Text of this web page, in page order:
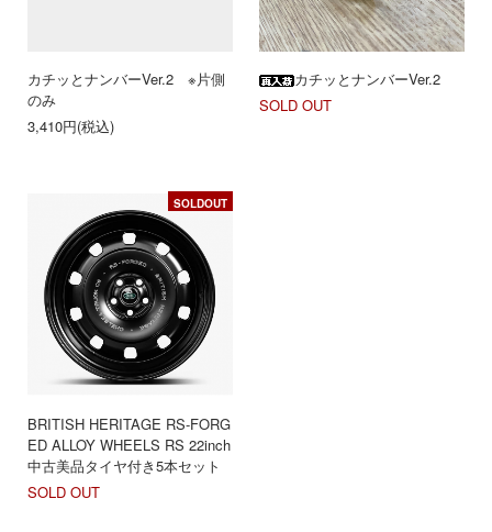
カチッとナンバーVer.2 ※片側
のみ
3,410円(税込)
カチッとナンバーVer.2
SOLD OUT
SOLDOUT
BRITISH HERITAGE RS-FORG
ED ALLOY WHEELS RS 22inch
中古美品タイヤ付き5本セット
SOLD OUT